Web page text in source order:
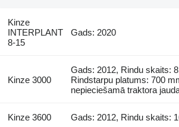
Kinze
INTERPLANT
8-15
Gads: 2020
Kinze 3000
Gads: 2012, Rindu skaits:
Rindstarpu platums: 700
nepieciešamā traktora
Kinze 3600 Gads: 2012, Rindu skaits: